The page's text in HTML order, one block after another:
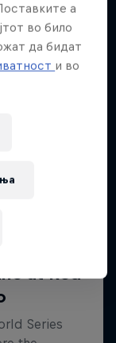
а
во било
да бидат
и во